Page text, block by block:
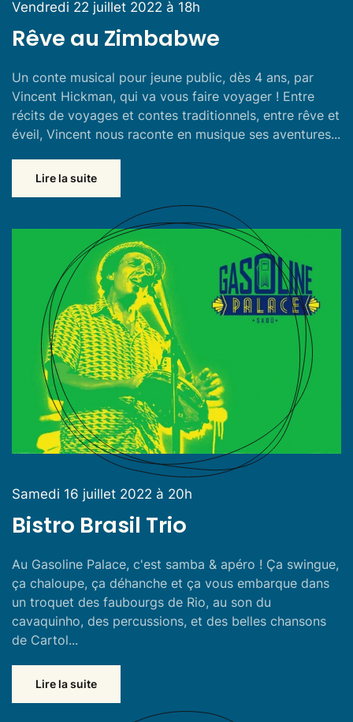
Vendredi 22 juillet 2022 à 18h
Rêve au Zimbabwe
Un conte musical pour jeune public, dès 4 ans, par
Vincent Hickman, qui va vous faire voyager ! Entre
récits de voyages et contes traditionnels, entre rêve et
éveil, Vincent nous raconte en musique ses aventures...
Lire la suite
Samedi 16 juillet 2022 à 20h
Bistro Brasil Trio
Au Gasoline Palace, c'est samba & apéro ! Ça swingue,
ça chaloupe, ça déhanche et ça vous embarque dans
un troquet des faubourgs de Rio, au son du
cavaquinho, des percussions, et des belles chansons
de Cartol...
Lire la suite